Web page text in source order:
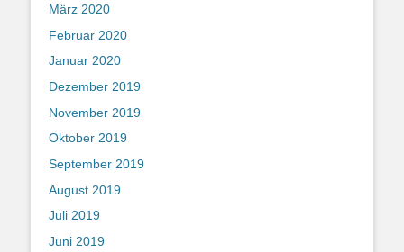
März 2020
Februar 2020
Januar 2020
Dezember 2019
November 2019
Oktober 2019
September 2019
August 2019
Juli 2019
Juni 2019